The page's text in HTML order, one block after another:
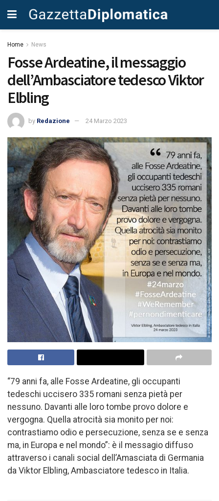
Home News
Fosse Ardeatine, il messaggio
dell’Ambasciatore tedesco Viktor
Elbling
by Redazione 24 Marzo 2023
“79 anni fa, alle Fosse Ardeatine, gli occupanti
tedeschi uccisero 335 romani senza pietà per
nessuno. Davanti alle loro tombe provo dolore e
vergogna. Quella atrocità sia monito per noi:
contrastiamo odio e persecuzione, senza se e senza
ma, in Europa e nel mondo”: è il messagio diffuso
attraverso i canali social dell’Amasciata di Germania
da Viktor Elbling, Ambasciatore tedesco in Italia.